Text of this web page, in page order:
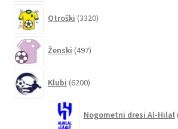
Otroški 3320izdelkov
Ženski 497izdelkov
Klubi 6200izdelkov
Nogometni dresi Al-Hilal